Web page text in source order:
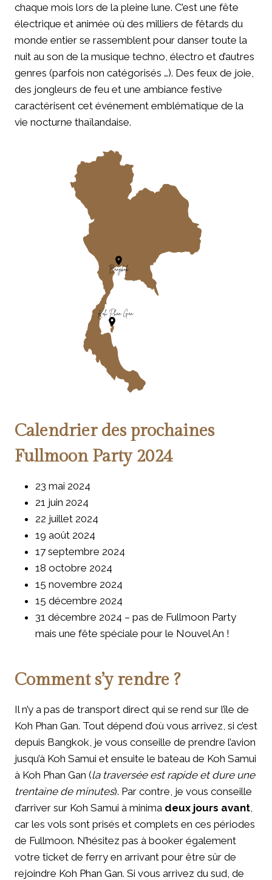
chaque mois lors de la pleine lune. C’est une fête
électrique et animée où des milliers de fêtards du
monde entier se rassemblent pour danser toute la
nuit au son de la musique techno, électro et d’autres
genres (parfois non catégorisés …). Des feux de joie,
des jongleurs de feu et une ambiance festive
caractérisent cet événement emblématique de la
vie nocturne thaïlandaise.
Calendrier des prochaines
Fullmoon Party 2024
23 mai 2024
21 juin 2024
22 juillet 2024
19 août 2024
17 septembre 2024
18 octobre 2024
15 novembre 2024
15 décembre 2024
31 décembre 2024 – pas de Fullmoon Party
mais une fête spéciale pour le Nouvel An !
Comment s’y rendre ?
Il n’y a pas de transport direct qui se rend sur l’île de
Koh Phan Gan. Tout dépend d’où vous arrivez, si c’est
depuis Bangkok, je vous conseille de prendre l’avion
jusqu’à Koh Samui et ensuite le bateau de Koh Samui
à Koh Phan Gan (la traversée est rapide et dure une
trentaine de minutes). Par contre, je vous conseille
d’arriver sur Koh Samui à minima deux jours avant
car les vols sont prisés et complets en ces périodes
de Fullmoon. N’hésitez pas à booker également
votre ticket de ferry en arrivant pour être sûr de
rejoindre Koh Phan Gan. Si vous arrivez du sud, de